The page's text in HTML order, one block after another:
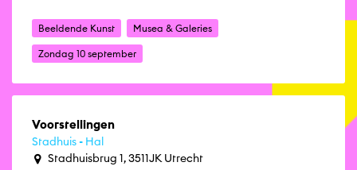
Beeldende Kunst Musea & Galeries
Zondag 10 september
Voorstellingen
Stadhuis - Hal
Stadhuisbrug 1, 3511JK Utrecht